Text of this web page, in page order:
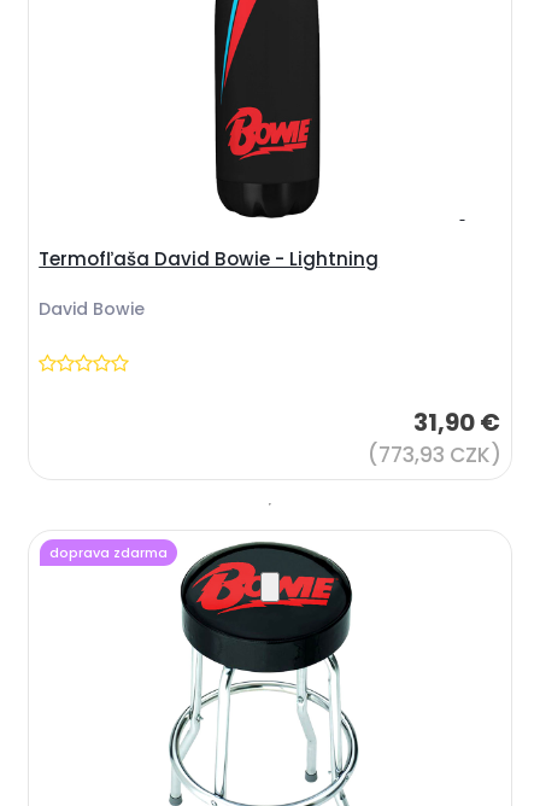
Termofľaša David Bowie - Lightning
David Bowie
31,90 €
(773,93 CZK)
doprava zdarma